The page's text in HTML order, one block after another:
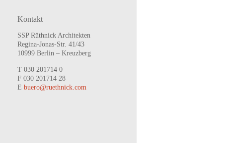
Kontakt
SSP Rüthnick Architekten
Regina-Jonas-Str. 41/43
10999 Berlin – Kreuzberg
T 030 201714 0
F 030 201714 28
E buero@ruethnick.com